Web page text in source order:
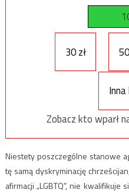
30 zł
Zobacz kto wparł
Niestety poszczególne stanowe
tę samą dyskryminację
afirmacji „LGBTQ”, nie